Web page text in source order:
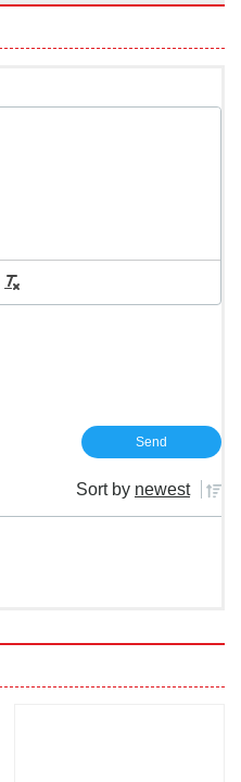
Sort by newest